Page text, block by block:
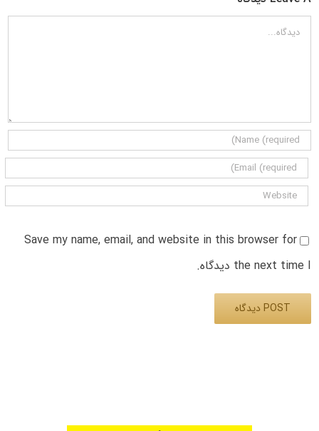
دیدگاه
Save my name, email, and website in this browser for
the next time I دیدگاه.